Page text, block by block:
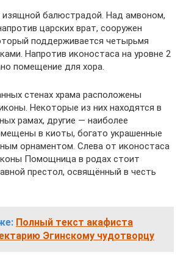
изящной балюстрадой. Над амвоном,
царских врат, сооружен
поддерживается четырьмя
Напротив иконостаса на уровне 2
помещение для хора.
стенах храма расположены
Некоторые из них находятся в
рамах, другие — наиболее
в киоты, богато украшенные
орнаментом. Слева от иконостаса
Помощница в родах стоит
престол, освящённый в честь
Полный текст акафиста
Эгинскому чудотворцу